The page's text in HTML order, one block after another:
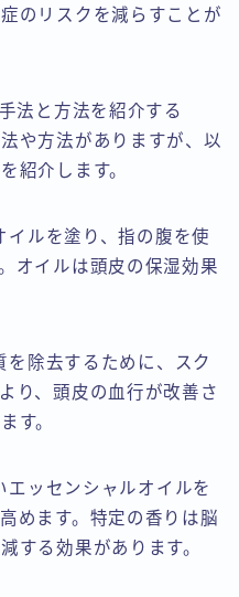
のリスクを減らすことが
法と方法を紹介する
や方法がありますが、以
紹介します。
ルを塗り、指の腹を使
オイルは頭皮の保湿効果
除去するために、スク
り、頭皮の血行が改善さ
す。
ッセンシャルオイルを
めます。特定の香りは脳
する効果があります。